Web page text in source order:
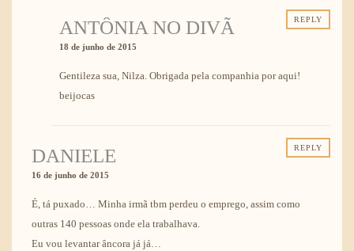
REPLY
ANTÔNIA NO DIVÃ
18 de junho de 2015
Gentileza sua, Nilza. Obrigada pela companhia por aqui!
beijocas
REPLY
DANIELE
16 de junho de 2015
É, tá puxado… Minha irmã tbm perdeu o emprego, assim como
outras 140 pessoas onde ela trabalhava.
Eu vou levantar âncora já já…